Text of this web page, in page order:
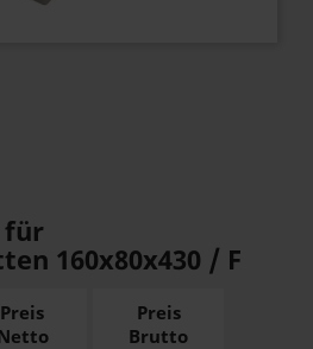
für
160x80x430 / F
Preis
Preis
Brutto